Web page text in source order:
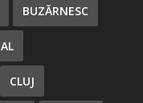
BUZĂRNESC
CLUJ